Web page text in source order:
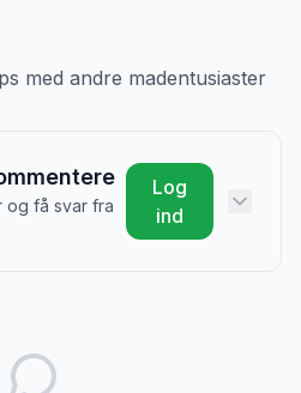
med andre madentusiaster
og få svar fra
Log
ind